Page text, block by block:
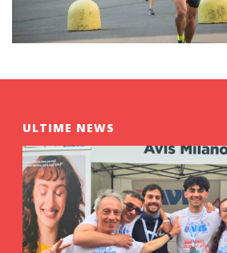
ULTIME NEWS